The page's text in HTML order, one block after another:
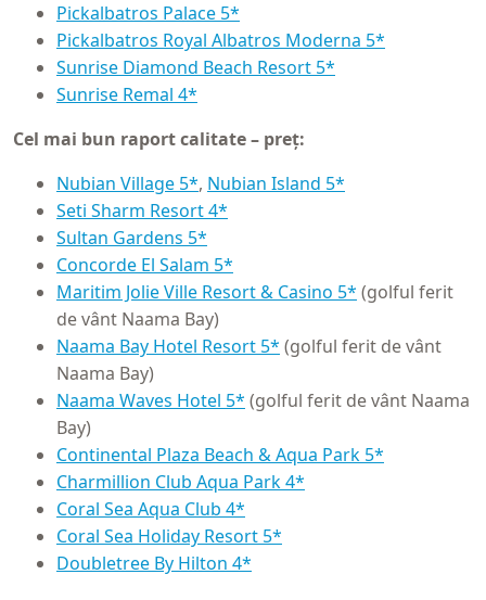
Pickalbatros Palace 5*
Pickalbatros Royal Albatros Moderna 5*
Sunrise Diamond Beach Resort 5*
Sunrise Remal 4*
Cel mai bun raport calitate – preț:
Nubian Village 5*, Nubian Island 5*
Seti Sharm Resort 4*
Sultan Gardens 5*
Concorde El Salam 5*
Maritim Jolie Ville Resort & Casino 5* (golful ferit
de vânt Naama Bay)
Naama Bay Hotel Resort 5* (golful ferit de vânt
Naama Bay)
Naama Waves Hotel 5* (golful ferit de vânt Naama
Bay)
Сontinental Plaza Beach & Aqua Park 5*
Charmillion Club Aqua Park 4*
Coral Sea Aqua Club 4*
Coral Sea Holiday Resort 5*
Doubletree By Hilton 4*